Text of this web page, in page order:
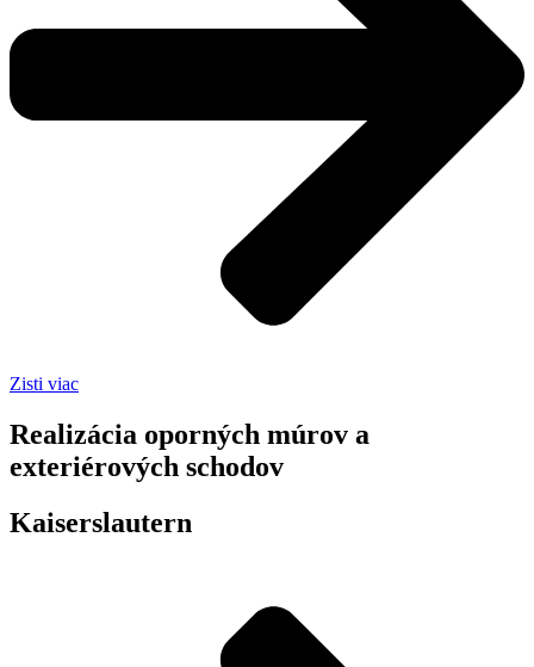
Zisti viac
Realizácia oporných múrov a
exteriérových schodov
Kaiserslautern